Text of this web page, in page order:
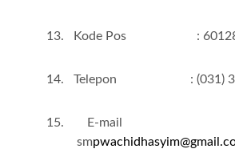
13. Kode Pos :
14. Telepon : (031)
15.
E-
sm